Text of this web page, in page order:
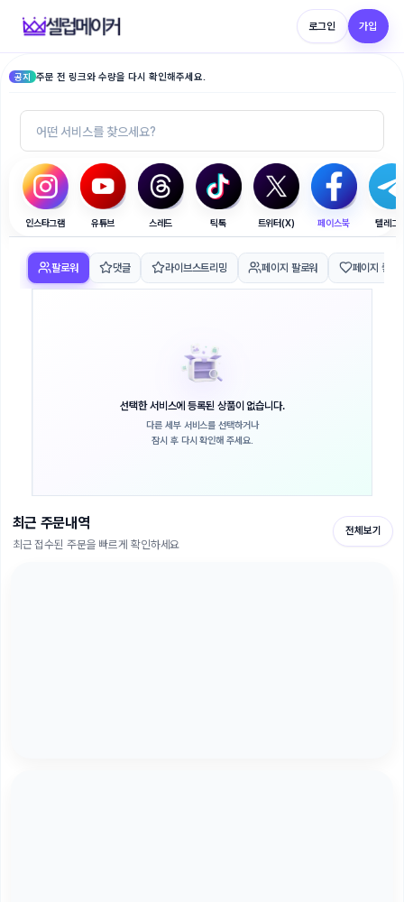
로그인 가입
공지 주문 전 링크와 수량을 다시 확인해주세요.
인스타그램 유튜브 스레드 틱톡 트위터(X) 페이스북 텔레그
팔로워 댓글 라이브스트리밍 페이지 팔로워 페이지 좋아
선택한 서비스에 등록된 상품이 없습니다.
다른 세부 서비스를 선택하거나
잠시 후 다시 확인해 주세요.
최근 주문내역
최근 접수된 주문을 빠르게 확인하세요
전체보기